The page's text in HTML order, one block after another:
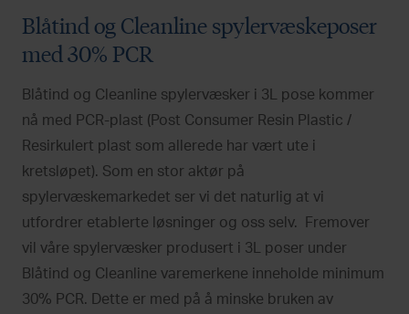
Blåtind og Cleanline spylervæskeposer
med 30% PCR
Blåtind og Cleanline spylervæsker i 3L pose kommer
nå med PCR-plast (Post Consumer Resin Plastic /
Resirkulert plast som allerede har vært ute i
kretsløpet). Som en stor aktør på
spylervæskemarkedet ser vi det naturlig at vi
utfordrer etablerte løsninger og oss selv. Fremover
vil våre spylervæsker produsert i 3L poser under
Blåtind og Cleanline varemerkene inneholde minimum
30% PCR. Dette er med på å minske bruken av